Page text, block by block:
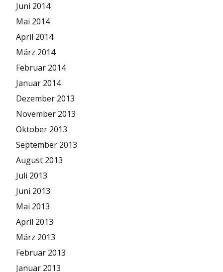
Juni 2014
Mai 2014
April 2014
März 2014
Februar 2014
Januar 2014
Dezember 2013
November 2013
Oktober 2013
September 2013
August 2013
Juli 2013
Juni 2013
Mai 2013
April 2013
März 2013
Februar 2013
Januar 2013